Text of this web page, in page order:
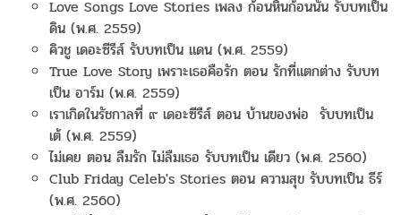
Love Songs Love Stories เพลง ก้อนหินก้อนนั้น รับบทเป็น
ดิน (พ.ศ. 2559)
คิวชู เดอะซีรีส์ รับบทเป็น แดน (พ.ศ. 2559)
True Love Story เพราะเธอคือรัก ตอน รักที่แตกต่าง รับบท
เป็น อาร์ม (พ.ศ. 2559)
เราเกิดในรัชกาลที่ ๙ เดอะซีรีส์ ตอน บ้านของพ่อ รับบทเป็น
เต้ (พ.ศ. 2559)
ไม่เคย ตอน ลืมรัก ไม่ลืมเธอ รับบทเป็น เดียว (พ.ศ. 2560)
Club Friday Celeb's Stories ตอน ความสุข รับบทเป็น ธีร์
(พ.ศ. 2560)